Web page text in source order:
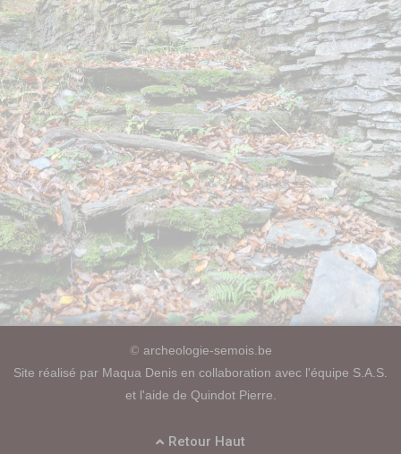
© archeologie-semois.be
Site réalisé par Maqua Denis en collaboration avec l'équipe S.A.S.
et l'aide de Quindot Pierre.
Retour Haut